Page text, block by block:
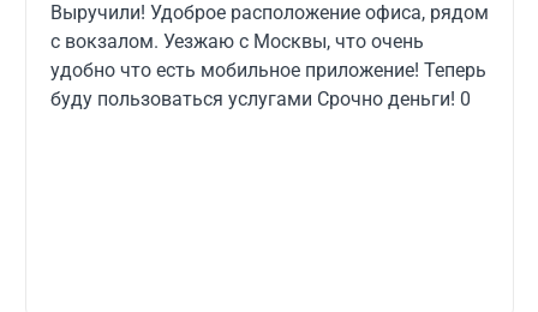
офиса, рядом
очень
Теперь
деньги! 0
обратилась в СрочноДеньги.
считанные минуты, тут же
погасила без процентов за 7 дней. Прозрачные
условия, все четко и быстро.